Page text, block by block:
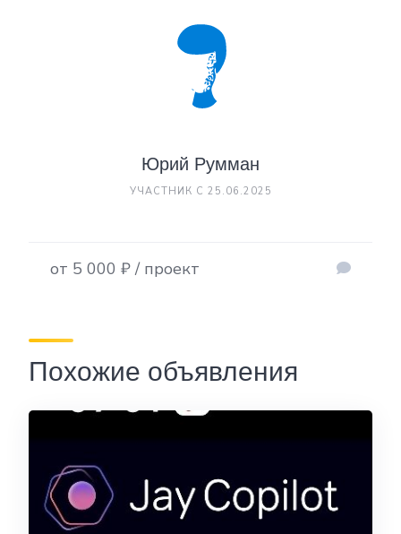
Юрий Румман
УЧАСТНИК С 25.06.2025
от 5 000 ₽ / проект
Похожие объявления